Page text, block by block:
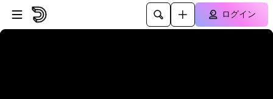
プレイヤーにスキップ
メインコンテンツにスキップ
ログイン